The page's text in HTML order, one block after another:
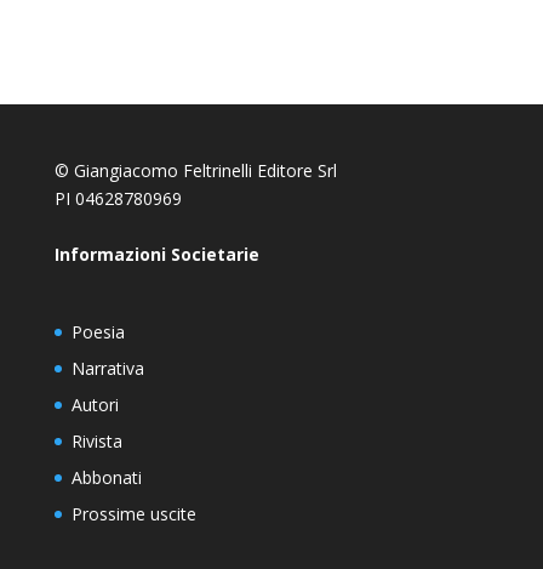
© Giangiacomo Feltrinelli Editore Srl
PI 04628780969
Informazioni Societarie
Poesia
Narrativa
Autori
Rivista
Abbonati
Prossime uscite